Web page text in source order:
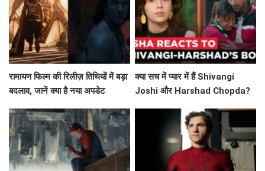
रामायण फिल्म की रिलीज़ तिथियों में बड़ा
बदलाव, जानें क्या है नया अपडेट
क्या सच में प्यार में हैं Shivangi
Joshi और Harshad Chopda?